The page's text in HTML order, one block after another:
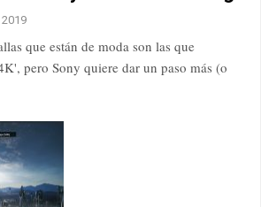
que están de moda son las que
pero Sony quiere dar un paso más (o